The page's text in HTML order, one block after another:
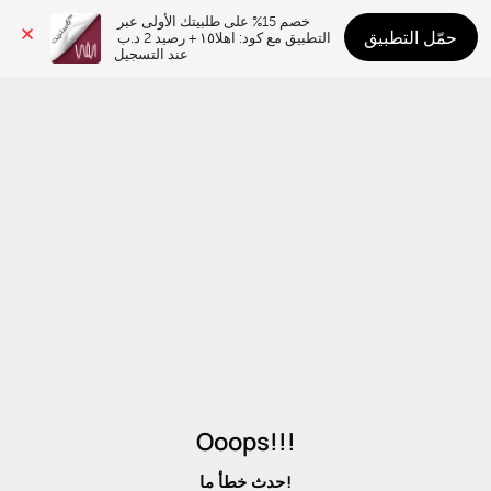
عند التسجيل
حمّل التطبيق
Ooops!!!
حدث خطأ ما!